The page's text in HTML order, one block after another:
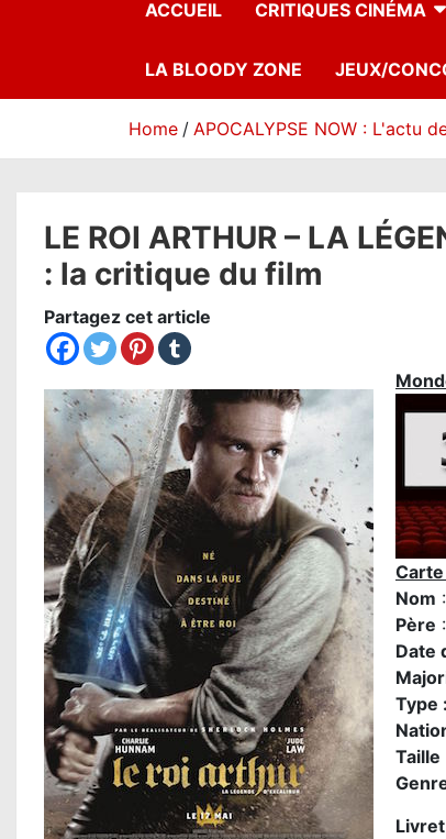
ACCUEIL CRITIQUES CINÉMA
LA BLOODY ZONE JEUX/
Home APOCALYPSE NOW : L'actu
LE ROI ARTHUR – LA
: la critique du film
Partagez cet article
Carte
Nom
Père :
Date
Type :
Taille